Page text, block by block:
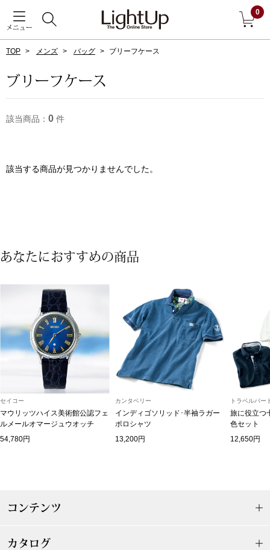
メニュー
0
すべて見る
アクセサリー
アウター
Tシャツ／カッ
ポロシャツ
トレーナー／
セーター／カ
TOP メンズ バッグ ブリーフケース
ブリーフケース
該当商品： 0 件
該当する商品が見つかりませんでした。
あなたにおすすめの商品
セイコー
マウリッツハイス美術館公認フェ
ルメールオマージュウオッチ
54,780円
カンタベリー
インディゴソリッド･半袖ラガー
ポロシャツ
13,200円
トラベルパー
旅に役立つ
色セット
12,650円
コンテンツ
カタログ